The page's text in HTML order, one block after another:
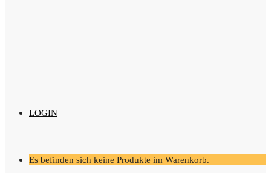
LOGIN
Es befinden sich keine Produkte im Warenkorb.